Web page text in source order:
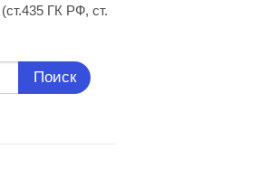
ГК РФ, cт.
Поиск